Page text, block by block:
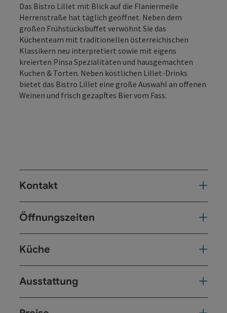
Das Bistro Lillet mit Blick auf die Flaniermeile
Herrenstraße hat täglich geöffnet. Neben dem
großen Frühstücksbuffet verwöhnt Sie das
Küchenteam mit traditionellen österreichischen
Klassikern neu interpretiert sowie mit eigens
kreierten Pinsa Spezialitäten und hausgemachten
Kuchen & Torten. Neben köstlichen Lillet-Drinks
bietet das Bistro Lillet eine große Auswahl an offenen
Weinen und frisch gezapftes Bier vom Fass.
Kontakt
Öffnungszeiten
Küche
Ausstattung